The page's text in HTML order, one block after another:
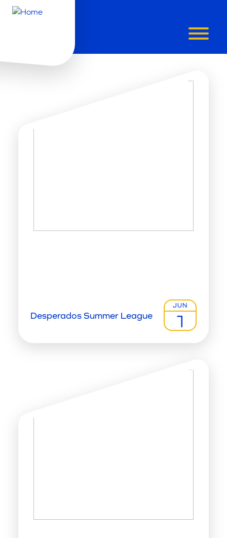
KALENDER
Onze events
Desperados Summer League
JUN
1